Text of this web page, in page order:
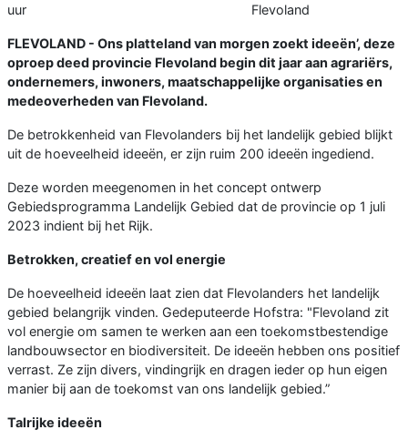
uur
Flevoland
FLEVOLAND - Ons platteland van morgen zoekt ideeën’, deze
oproep deed provincie Flevoland begin dit jaar aan agrariërs,
ondernemers, inwoners, maatschappelijke organisaties en
medeoverheden van Flevoland.
De betrokkenheid van Flevolanders bij het landelijk gebied blijkt
uit de hoeveelheid ideeën, er zijn ruim 200 ideeën ingediend.
Deze worden meegenomen in het concept ontwerp
Gebiedsprogramma Landelijk Gebied dat de provincie op 1 juli
2023 indient bij het Rijk.
Betrokken, creatief en vol energie
De hoeveelheid ideeën laat zien dat Flevolanders het landelijk
gebied belangrijk vinden. Gedeputeerde Hofstra: "Flevoland zit
vol energie om samen te werken aan een toekomstbestendige
landbouwsector en biodiversiteit. De ideeën hebben ons positief
verrast. Ze zijn divers, vindingrijk en dragen ieder op hun eigen
manier bij aan de toekomst van ons landelijk gebied.”
Talrijke ideeën